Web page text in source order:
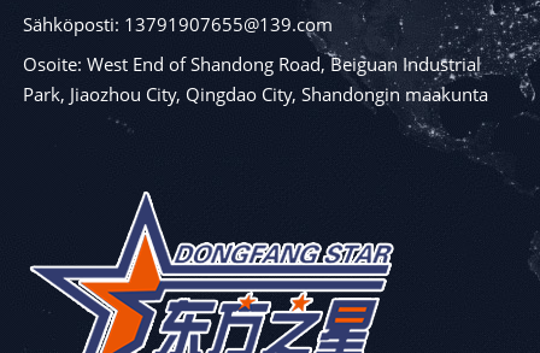
Sähköposti: 13791907655@139.com
Osoite: West End of Shandong Road, Beiguan Industrial
Park, Jiaozhou City, Qingdao City, Shandongin maakunta